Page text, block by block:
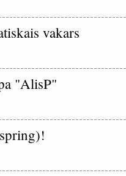
vakars
"AlisP"